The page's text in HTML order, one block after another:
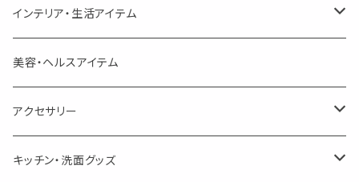
箱入りアソート
ポンプ式ボトル
リップ容器
スクリュー容器
チューブ
ブレンド
キャリアオイル・ワックス
道具
お香・サシェ・キャンドル
線香
サシェ・香り袋
ディフューザー
アロマオイルウォーマー
アロマストーン
デザインクリップ
記号（ハート,星,etc）
音楽・楽器
ページオープナー・ワイドクリップ
ポストカード・メッセージカード
フック・マグネット・画鋲
インテリア・生活アイテム
オブジェ
キャンドル・お香
ウォールアイテム
美容・ヘルスアイテム
アクセサリー
ブローチ・ピンバッチ
キッチン・洗面グッズ